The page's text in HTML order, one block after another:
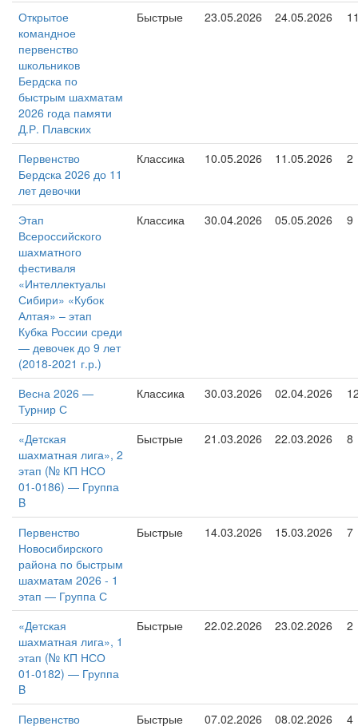
Открытое
командное
первенство
школьников
Бердска по
быстрым шахматам
2026 года памяти
Д.Р. Плавских
Быстрые 23.05.2026 24.05.2026
Первенство
Бердска 2026 до 11
лет девочки
Классика 10.05.2026 11.05.2026 2
Этап
Всероссийского
шахматного
фестиваля
«Интеллектуалы
Сибири» «Кубок
Алтая» – этап
Кубка России среди
— девочек до 9 лет
(2018-2021 г.р.)
Классика 30.04.2026 05.05.2026 9
Весна 2026 —
Турнир С
Классика 30.03.2026 02.04.2026
«Детская
шахматная лига», 2
этап (№ КП НСО
01-0186) — Группа
B
Быстрые 21.03.2026 22.03.2026 8
Первенство
Новосибирского
района по быстрым
шахматам 2026 - 1
этап — Группа С
Быстрые 14.03.2026 15.03.2026 7
«Детская
шахматная лига», 1
этап (№ КП НСО
01-0182) — Группа
B
Быстрые 22.02.2026 23.02.2026 2
Первенство Быстрые 07.02.2026 08.02.2026 4